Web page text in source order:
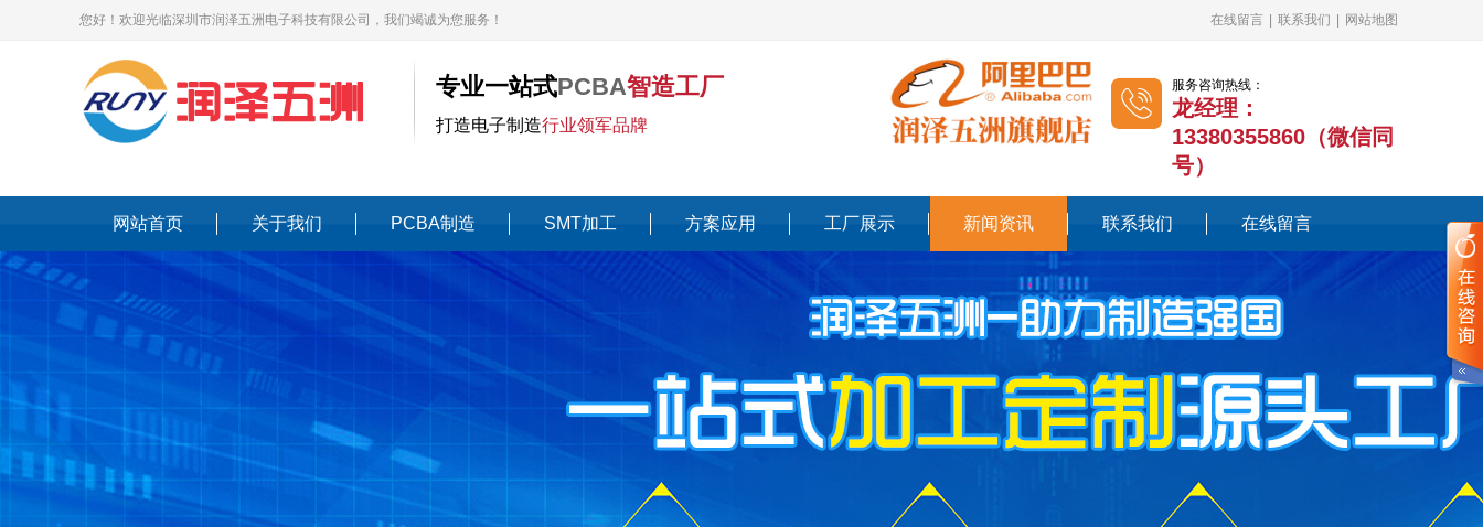
您好！欢迎光临深圳市润泽五洲电子科技有限公司，我们竭诚为您服务！ 在线留言 联系我们 网站地图
专业一站式PCBA智造工厂
打造电子制造行业领军品牌
服务咨询热线：
龙经理：
13380355860（微信同
号）
网站首页 关于我们 PCBA制造 SMT加工 方案应用 工厂展示 新闻资讯 联系我们 在线留言